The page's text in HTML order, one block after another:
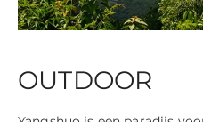
OUTDOOR